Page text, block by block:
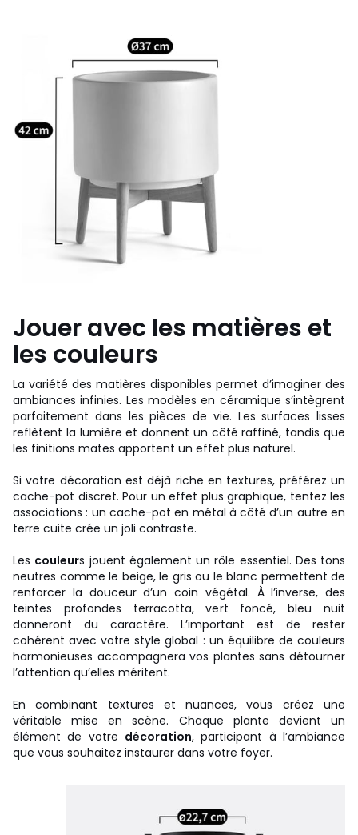
Jouer avec les matières et
les couleurs
La variété des matières disponibles permet d’imaginer des
ambiances infinies. Les modèles en céramique s’intègrent
parfaitement dans les pièces de vie. Les surfaces lisses
reflètent la lumière et donnent un côté raffiné, tandis que
les finitions mates apportent un effet plus naturel.
Si votre décoration est déjà riche en textures, préférez un
cache-pot discret. Pour un effet plus graphique, tentez les
associations : un cache-pot en métal à côté d’un autre en
terre cuite crée un joli contraste.
Les couleurs jouent également un rôle essentiel. Des tons
neutres comme le beige, le gris ou le blanc permettent de
renforcer la douceur d’un coin végétal. À l’inverse, des
teintes profondes terracotta, vert foncé, bleu nuit
donneront du caractère. L’important est de rester
cohérent avec votre style global : un équilibre de couleurs
harmonieuses accompagnera vos plantes sans détourner
l’attention qu’elles méritent.
En combinant textures et nuances, vous créez une
véritable mise en scène. Chaque plante devient un
élément de votre décoration, participant à l’ambiance
que vous souhaitez instaurer dans votre foyer.